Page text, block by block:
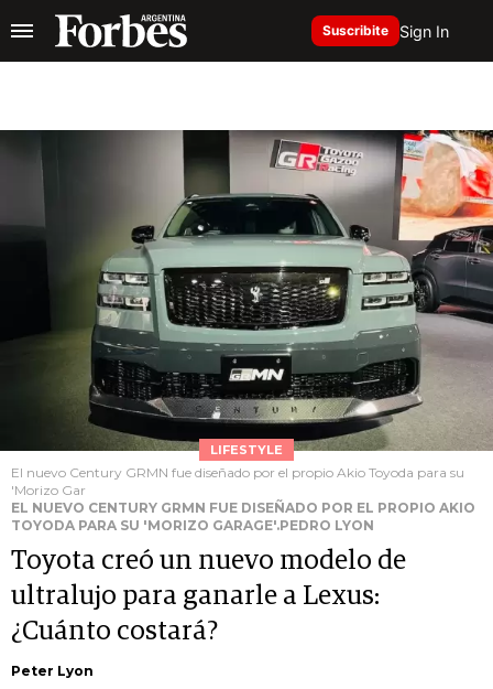
Suscribite Sign In
LIFESTYLE
El nuevo Century GRMN fue diseñado por el propio Akio Toyoda para su
'Morizo Gar
EL NUEVO CENTURY GRMN FUE DISEÑADO POR EL PROPIO AKIO
TOYODA PARA SU 'MORIZO GARAGE'.PEDRO LYON
Toyota creó un nuevo modelo de
ultralujo para ganarle a Lexus:
¿Cuánto costará?
Peter Lyon